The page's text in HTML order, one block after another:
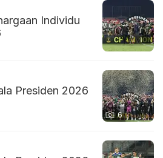
Individu
6
Presiden 2026